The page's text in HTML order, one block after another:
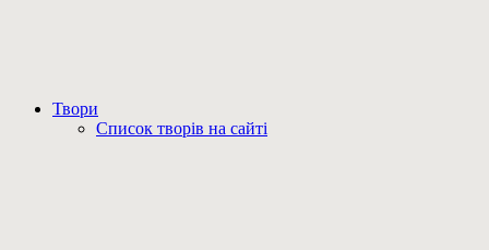
Твори
Список творів на сайті